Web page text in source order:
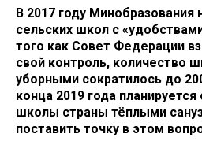
В 2017 году Минобразования
сельских школ с
того как Совет Федерации
свой контроль, количество
уборными сократилось до
конца 2019 года
школы страны тёплыми
поставить точку в этом